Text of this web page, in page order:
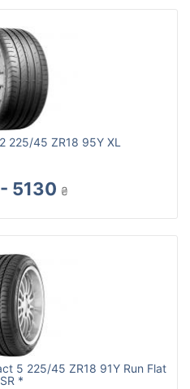
225/45 ZR18 95Y XL
5130 ₴
5 225/45 ZR18 91Y Run Flat
*